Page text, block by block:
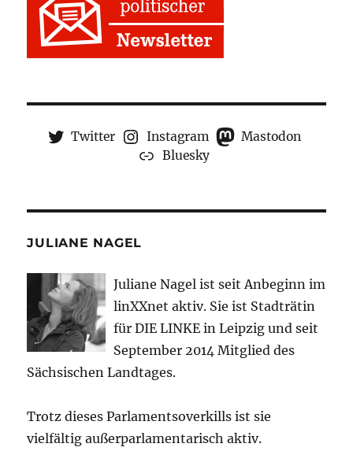
Twitter Instagram
Mastodon
Bluesky
JULIANE NAGEL
Juliane Nagel ist seit Anbeginn im
linXXnet aktiv. Sie ist Stadträtin
für DIE LINKE in Leipzig und seit
September 2014 Mitglied des
Sächsischen Landtages.
Trotz dieses Parlamentsoverkills ist sie
vielfältig außerparlamentarisch aktiv.